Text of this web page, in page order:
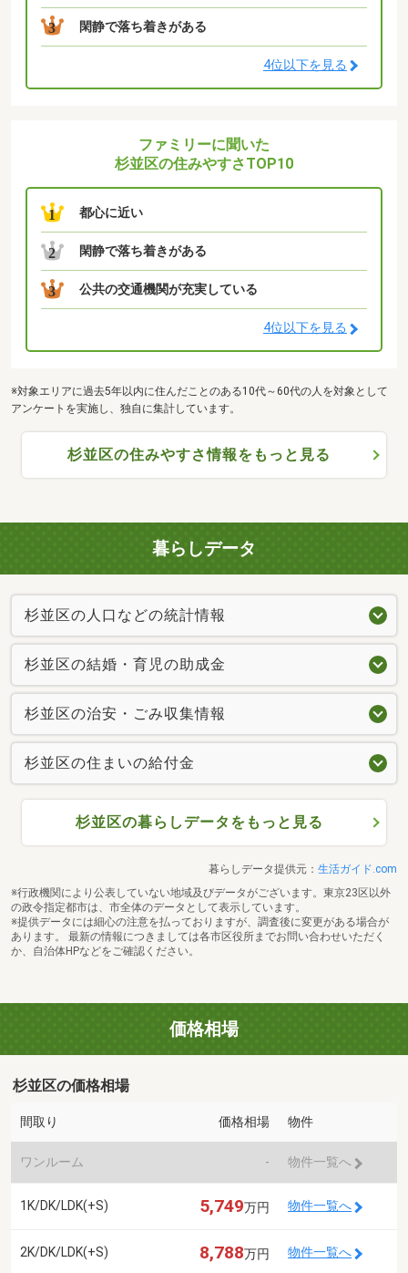
3 閑静で落ち着きがある
4位以下を見る
ファミリーに聞いた
杉並区の住みやすさTOP10
1 都心に近い
2 閑静で落ち着きがある
3 公共の交通機関が充実している
4位以下を見る
※対象エリアに過去5年以内に住んだことのある10代～60代の人を対象として
アンケートを実施し、独自に集計しています。
杉並区の住みやすさ情報をもっと見る
暮らしデータ
杉並区の人口などの統計情報
杉並区の結婚・育児の助成金
杉並区の治安・ごみ収集情報
杉並区の住まいの給付金
杉並区の暮らしデータをもっと見る
暮らしデータ提供元： 生活ガイド.com
※行政機関により公表していない地域及びデータがございます。東京23区以外
の政令指定都市は、市全体のデータとして表示しています。
※提供データには細心の注意を払っておりますが、調査後に変更がある場合が
あります。 最新の情報につきましては各市区役所までお問い合わせいただく
か、自治体HPなどをご確認ください。
価格相場
杉並区の価格相場
間取り 価格相場 物件
ワンルーム - 物件一覧へ
1K/DK/LDK(+S) 5,749万円 物件一覧へ
2K/DK/LDK(+S) 8,788万円 物件一覧へ